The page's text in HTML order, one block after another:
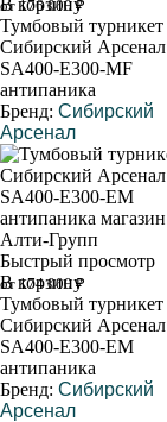
В корзину
от 176 000 ₽
Тумбовый турникет
Сибирский Арсенал
SA400-Е300-MF
антипаника
Бренд: Сибирский
Арсенал
Быстрый просмотр
В корзину
от 174 000 ₽
Тумбовый турникет
Сибирский Арсенал
SA400-Е300-EM
антипаника
Бренд: Сибирский
Арсенал